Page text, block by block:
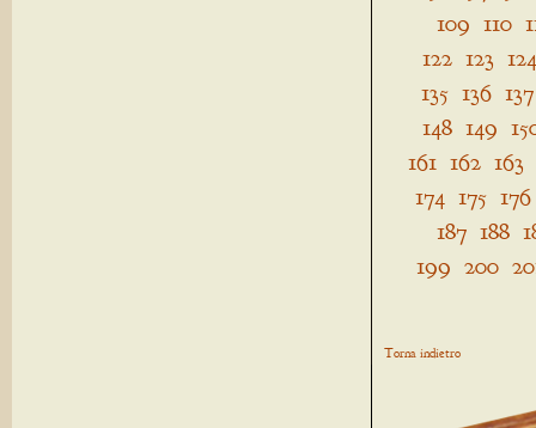
109 110
122 123 124
135 136 137
148 149
161 162 163
174 175 176
187 188
199 200
Torna indietro